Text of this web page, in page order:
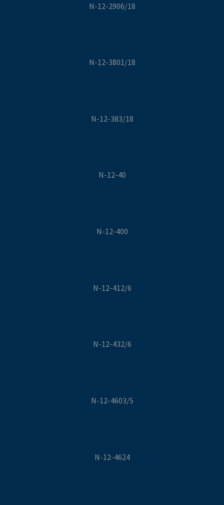
N-12-2906/18
N-12-3801/18
N-12-383/18
N-12-40
N-12-400
N-12-412/6
N-12-432/6
N-12-4603/5
N-12-4624